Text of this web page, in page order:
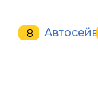
Автосейв